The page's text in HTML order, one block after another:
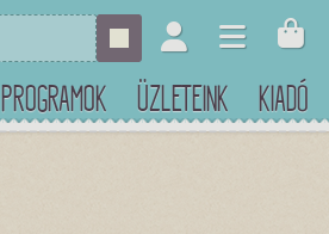
PROGRAMOK ÜZLETEINK KIADÓ